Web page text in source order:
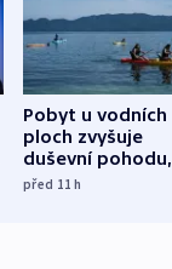
Pobyt u vodních
ploch zvyšuje
duševní pohodu,
ukázala
před 11h